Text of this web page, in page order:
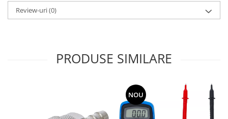
Review-uri(0)
PRODUSE SIMILARE
NOU